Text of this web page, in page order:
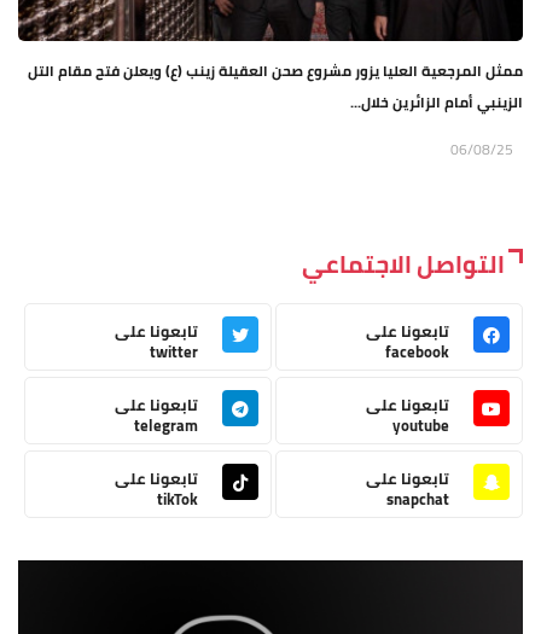
ممثل المرجعية العليا يزور مشروع صحن العقيلة زينب (ع) ويعلن فتح مقام التل
الزينبي أمام الزائرين خلال...
06/08/25
التواصل الاجتماعي
تابعونا على
facebook
تابعونا على
twitter
تابعونا على
youtube
تابعونا على
telegram
تابعونا على
snapchat
تابعونا على
tikTok